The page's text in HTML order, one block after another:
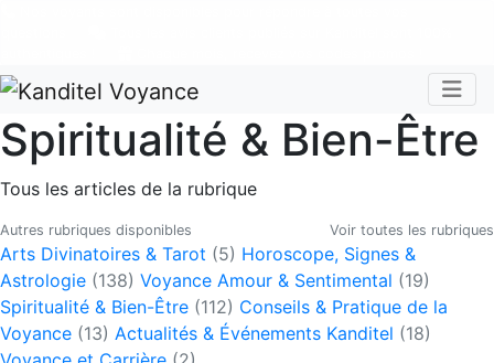
Spiritualité & Bien-Être
Tous les articles de la rubrique
Autres rubriques disponibles Voir toutes les rubriques
Arts Divinatoires & Tarot (5) Horoscope, Signes &
Astrologie (138) Voyance Amour & Sentimental (19)
Spiritualité & Bien-Être (112) Conseils & Pratique de la
Voyance (13) Actualités & Événements Kanditel (18)